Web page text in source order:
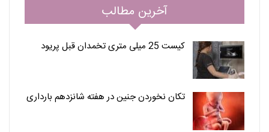
آخرین مطالب
کیست 25 میلی متری تخمدان قبل پریود
تکان نخوردن جنین در هفته شانزدهم بارداری